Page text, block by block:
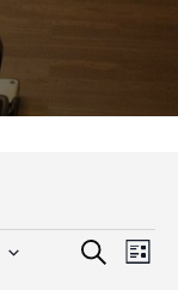
V
SucheV
Liste